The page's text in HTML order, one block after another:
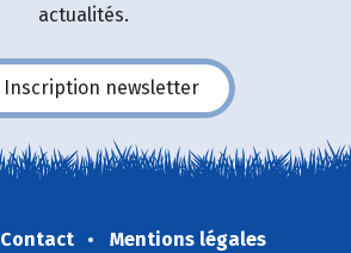
actualités.
Inscription newsletter
Contact
Mentions légales